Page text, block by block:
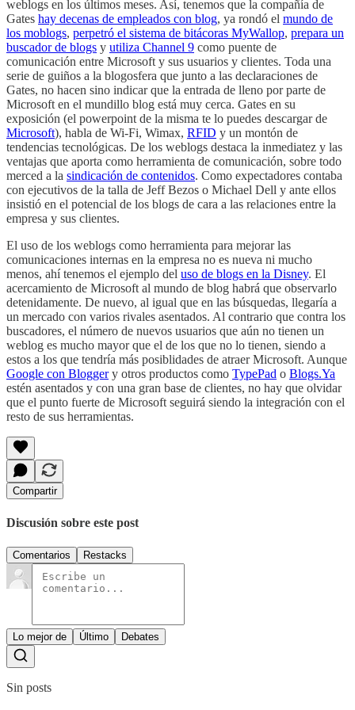
weblogs en los últimos meses. Así, tenemos que la compañía de
Gates hay decenas de empleados con blog, ya rondó el mundo de
los moblogs, perpetró el sistema de bitácoras MyWallop, prepara un
buscador de blogs y utiliza Channel 9 como puente de
comunicación entre Microsoft y sus usuarios y clientes. Toda una
serie de guiños a la blogosfera que junto a las declaraciones de
Gates, no hacen sino indicar que la entrada de lleno por parte de
Microsoft en el mundillo blog está muy cerca. Gates en su
exposición (el powerpoint de la misma te lo puedes descargar de
Microsoft), habla de Wi-Fi, Wimax, RFID y un montón de
tendencias tecnológicas. De los weblogs destaca la inmediatez y las
ventajas que aporta como herramienta de comunicación, sobre todo
merced a la sindicación de contenidos. Como expectadores contaba
con ejecutivos de la talla de Jeff Bezos o Michael Dell y ante ellos
insistió en el potencial de los blogs de cara a las relaciones entre la
empresa y sus clientes.
El uso de los weblogs como herramienta para mejorar las
comunicaciones internas en la empresa no es nueva ni mucho
menos, ahí tenemos el ejemplo del uso de blogs en la Disney. El
acercamiento de Microsoft al mundo de blog habrá que observarlo
detenidamente. De nuevo, al igual que en las búsquedas, llegaría a
un mercado con varios rivales asentados. Al contrario que contra los
buscadores, el número de nuevos usuarios que aún no tienen un
weblog es mucho mayor que el de los que no lo tienen, siendo a
estos a los que tendría más posiblidades de atraer Microsoft. Aunque
Google con Bloggery otros productos como TypePad o Blogs.Ya
estén asentados y con una gran base de clientes, no hay que olvidar
que el punto fuerte de Microsoft seguirá siendo la integración con el
resto de sus herramientas.
Compartir
Discusión sobre este post
Comentarios Restacks
Lo mejor de Último Debates
Sin posts